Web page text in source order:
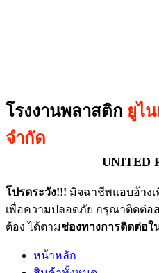
โรงงานพลาสติก ยูไ
จำกัด
UNITED
โปรดระวัง!!! มิจฉาชีพแอบอ้าง
เพื่อความปลอดภัย กรุณาติดต่อ
ต้อง ได้ตามช่องทางการติดต่อใ
หน้าหลัก